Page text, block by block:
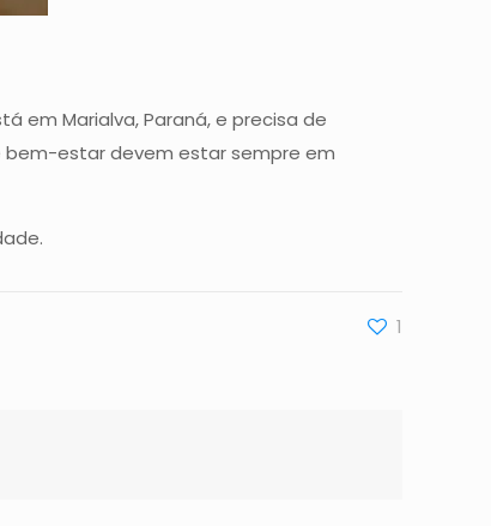
em Marialva, Paraná, e precisa de
bem-estar devem estar sempre em
1